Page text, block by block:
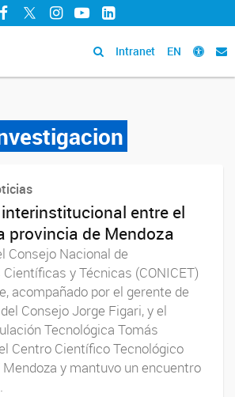
Facebook
TwitterInstagram
YouTubeLinkedIn
Intranet EN
entre el
provincia de Mendoza
Consejo Nacional de
y Técnicas (CONICET)
acompañado por el gerente de
Consejo Jorge Figari, y el
Tecnológica Tomás
Centro Científico Tecnológico
Mendoza y mantuvo un encuentro